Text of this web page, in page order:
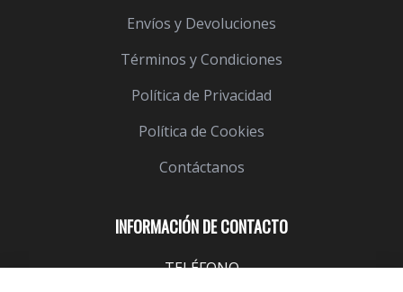
INFORMACIÓN DE CONTACTO
TELÉFONO
Envíos y Devoluciones
Términos y Condiciones
Política de Privacidad
Política de Cookies
Contáctanos